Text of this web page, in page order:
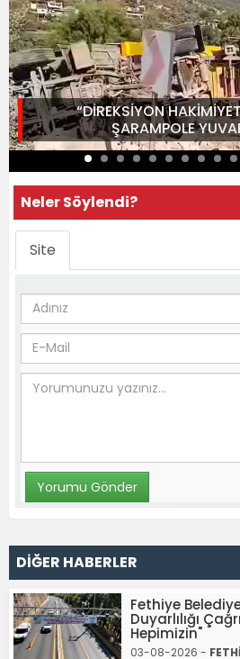
“DİREKSİYON
ŞARAMPOLE
Neler Söylendi?
Site
DİĞER HABERLER
Fethiye
Duyarlılığı
Hepimizin"
03-08-2026 -